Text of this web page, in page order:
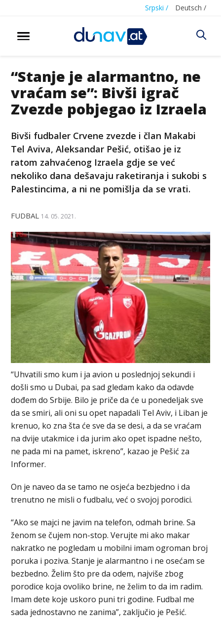
Srpski / Deutsch /
“Stanje je alarmantno, ne
vraćam se”: Bivši igrač
Zvezde pobjegao iz Izraela
Bivši fudbaler Crvene zvezde i član Makabi
Tel Aviva, Aleksandar Pešić, otišao je iz
ratom zahvaćenog Izraela gdje se već
nekoliko dana dešavaju raketiranja i sukobi s
Palestincima, a ni ne pomišlja da se vrati.
FUDBAL 14. 05. 2021.
“Uhvatili smo kum i ja avion u poslednjoj sekundi i
došli smo u Dubai, pa sad gledam kako da odavde
dođem do Srbije. Bilo je priče da će u ponedeljak sve
da se smiri, ali oni su opet napadali Tel Aviv, i Liban je
krenuo, ko zna šta će sve da se desi, a da se vraćam
na dvije utakmice i da jurim ako opet ispadne nešto,
ne pada mi na pamet, iskreno”, kazao je Pešić za
Informer.
On je naveo da se tamo ne osjeća bezbjedno i da
trenutno ne misli o fudbalu, već o svojoj porodici.
“Ako se majci ne javim na telefon, odmah brine. Sa
ženom se čujem non-stop. Verujte mi ako makar
nakratko ne pogledam u mobilni imam ogroman broj
poruka i poziva. Stanje je alarmantno i ne osećam se
bezbedno. Želim što pre da odem, najviše zbog
porodice koja ovoliko brine, ne želim to da im radim.
Imam dete koje uskoro puni tri godine. Fudbal me
sada jednostavno ne zanima”, zaključio je Pešić.